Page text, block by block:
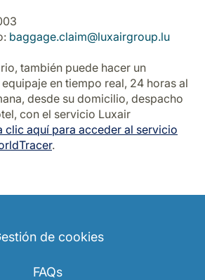
baggage.claim@luxairgroup.lu
también puede hacer un
en tiempo real, 24 horas al
desde su domicilio, despacho
con el servicio Luxair
clic aquí para acceder al servicio
.
de cookies
FAQs